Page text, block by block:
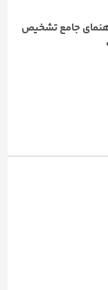
جامع تشخیص